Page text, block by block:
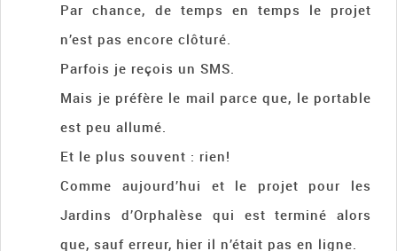
Par chance, de temps en temps le projet
n’est pas encore clôturé.
Parfois je reçois un SMS.
Mais je préfère le mail parce que, le portable
est peu allumé.
Et le plus souvent : rien!
Comme aujourd’hui et le projet pour les
Jardins d’Orphalèse qui est terminé alors
que, sauf erreur, hier il n’était pas en ligne.